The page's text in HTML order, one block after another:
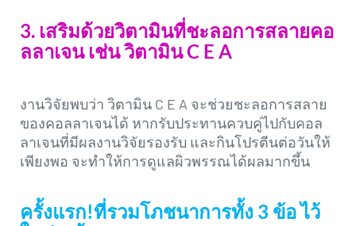
3. เสริมด้วยวิตามินที่ชะลอการสลายคอ
ลลาเจน เช่น วิตามิน C E A
งานวิจัยพบว่า วิตามิน C E A จะช่วยชะลอการสลาย
ของคอลลาเจนได้ หากรับประทานควบคู่ไปกับคอล
ลาเจนที่มีผลงานวิจัยรองรับ และกินโปรตีนต่อวันให้
เพียงพอ จะทำให้การดูแลผิวพรรณได้ผลมากขึ้น
ครั้งแรก!ที่รวมโภชนาการทั้ง 3 ข้อ ไว้